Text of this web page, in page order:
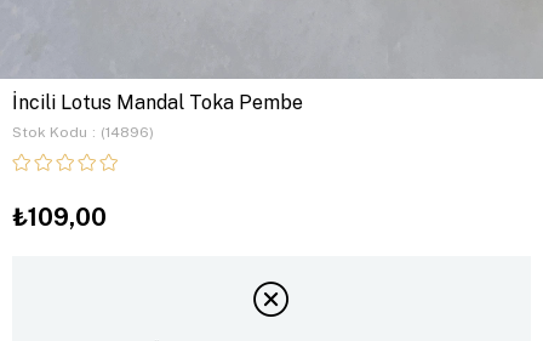
İncili Lotus Mandal Toka Pembe
Stok Kodu (14896)
₺109,00